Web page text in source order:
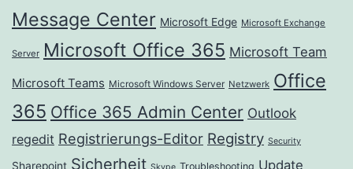
Message Center Microsoft Edge Microsoft Exchange
Server Microsoft Office 365 Microsoft Team
Microsoft Teams Microsoft Windows Server Netzwerk Office
365 Office 365 Admin Center Outlook
regedit Registrierungs-Editor Registry Security
Sharepoint Sicherheit Troubleshooting Update